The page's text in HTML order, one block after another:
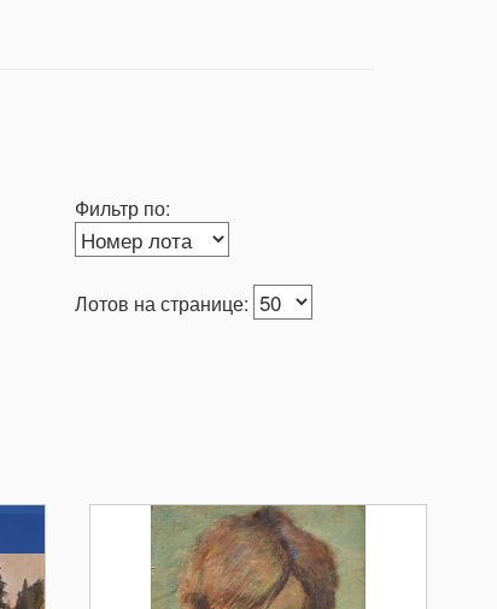
Фильтр по:
Лотов на странице: